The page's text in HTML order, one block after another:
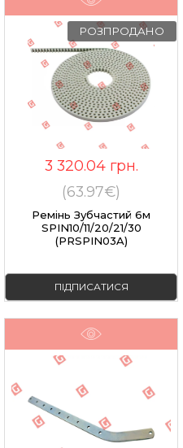
РОЗПРОДАНО
3 320.04 грн.
(63.97€)
Ремінь Зубчастий 6м
SPIN10/11/20/21/30
(PRSPIN03A)
ПІДПИСАТИСЯ